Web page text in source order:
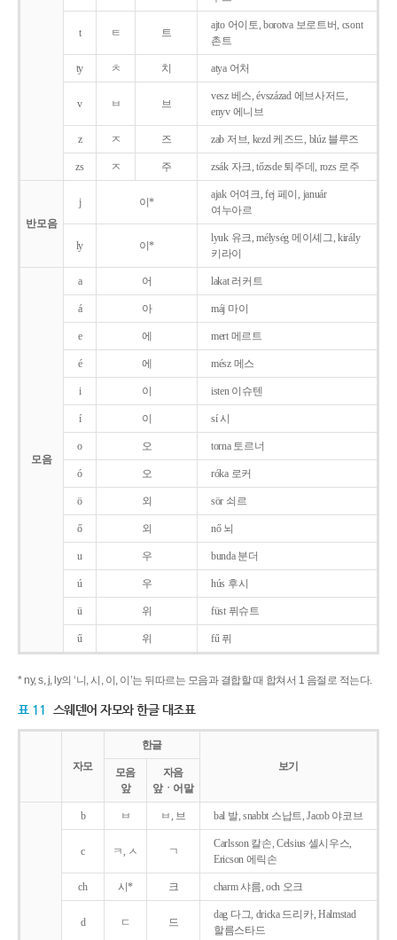
t ㅌ 트
ajto 어이토, borotva 보로트버, csont
촌트
ty ㅊ 치 atya 어처
v ㅂ 브
vesz 베스, évszázad 에브사저드,
enyv 에니브
z ㅈ 즈 zab 저브, kezd 케즈드, blúz 블루즈
zs ㅈ 주 zsák 자크, tőzsde 퇴주데, rozs 로주
반모음
j 이*
ajak 어여크, fej 페이, január
여누아르
ly 이*
lyuk 유크, mélység 메이셰그, király
키라이
모음
a 어 lakat 러커트
á 아 máj 마이
e 에 mert 메르트
é 에 mész 메스
i 이 isten 이슈텐
í 이 sí 시
o 오 torna 토르너
ó 오 róka 로커
ö 외 sör 쇠르
ő 외 nő 뇌
u 우 bunda 분더
ú 우 hús 후시
ü 위 füst 퓌슈트
ű 위 fű 퓌
* ny, s, j, ly의 ‘니, 시, 이, 이’는 뒤따르는 모음과 결합할 때 합쳐서 1 음절로 적는다.
표 11 스웨덴어 자모와 한글 대조표
자모
한글
보기
모음
앞
자음
앞ㆍ어말
b ㅂ ㅂ, 브 bal 발, snabbt 스납트, Jacob 야코브
c ㅋ, ㅅ ㄱ
Carlsson 칼손, Celsius 셀시우스,
Ericson 에릭손
ch 시* 크 charm 샤름, och 오크
d ㄷ 드
dag 다그, dricka 드리카, Halmstad
할름스타드